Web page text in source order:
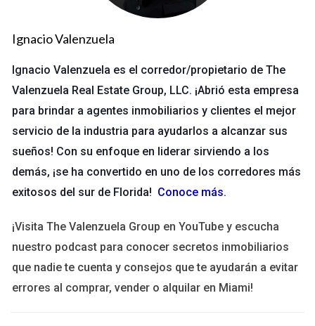
Vistaprint es uno de los nombres más reconocidos en el
ámbito de la impresión en línea. Ofrecen una amplia variedad
tarjetas únicas que reflejan su estilo personal o la identidad de
su marca. La calidad del papel es excepcional y cuentan con
opciones como acabados mate o brillantes. Un cliente
satisfecho comentó: "Mis tarjetas de Vistaprint han sido un
gran éxito en mis reuniones; todos elogian el diseño y la
calidad".
Caso 2: Moo
Moo se ha ganado una reputación por ofrecer tarjetas
innovadoras y creativas. Su opción "Printfinity" permite a los
usuarios imprimir diferentes diseños en cada tarjeta, lo que
puede ser una excelente manera de mostrar varios aspectos
Ignacio Valenzuela
Ignacio Valenzuela es el corredor/propietario de The
Valenzuela Real Estate Group, LLC. ¡Abrió esta empresa
para brindar a agentes inmobiliarios y clientes el mejor
servicio de la industria para ayudarlos a alcanzar sus
sueños! Con su enfoque en liderar sirviendo a los
demás, ¡se ha convertido en uno de los corredores más
exitosos del sur de Florida! Conoce más.
¡Visita The Valenzuela Group en YouTube y escucha
nuestro podcast para conocer secretos inmobiliarios
que nadie te cuenta y consejos que te ayudarán a evitar
errores al comprar, vender o alquilar en Miami!